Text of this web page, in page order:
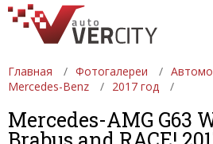
Главная Фотогалереи
Mercedes-Benz
2017 год
Mercedes-AMG G63
ФОТОГАЛЕРЕИ